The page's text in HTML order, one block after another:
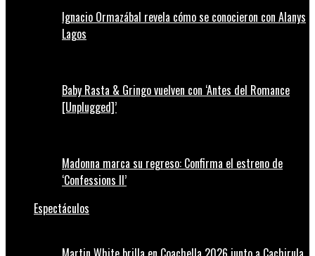
Ignacio Ormazábal revela cómo se conocieron con Alanys
Lagos
Baby Rasta & Gringo vuelven con ‘Antes del Romance
[Unplugged]’
Madonna marca su regreso: Confirma el estreno de
‘Confessions II’
Espectáculos